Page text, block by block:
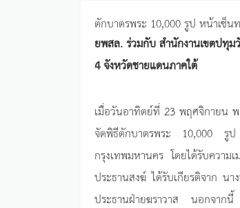
ตักบาตรพระ 10,000 รูป หน้าเซ็น
ยพสล. ร่วมกับ สำนักงานเขตปทุ
4 จังหวัดชายแดนภาคใต้
เมื่อวันอาทิตย์ที่ 23 พฤศจิกายน
จัดพิธีตักบาตรพระ 10,000 รู
กรุงเทพมหานคร โดยได้รับควา
ประธานสงฆ์ ได้รับเกียรติจาก น
ประธานฝ่ายฆราวาส นอกจากนี้